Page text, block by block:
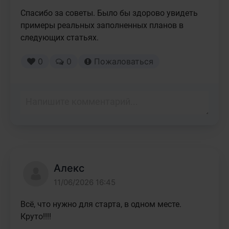
Спасибо за советы. Было бы здорово увидеть
примеры реальных заполненных планов в
следующих статьях.
0 0 Пожаловаться
Алекс
11/06/2026 16:45
Всё, что нужно для старта, в одном месте.
Круто!!!!